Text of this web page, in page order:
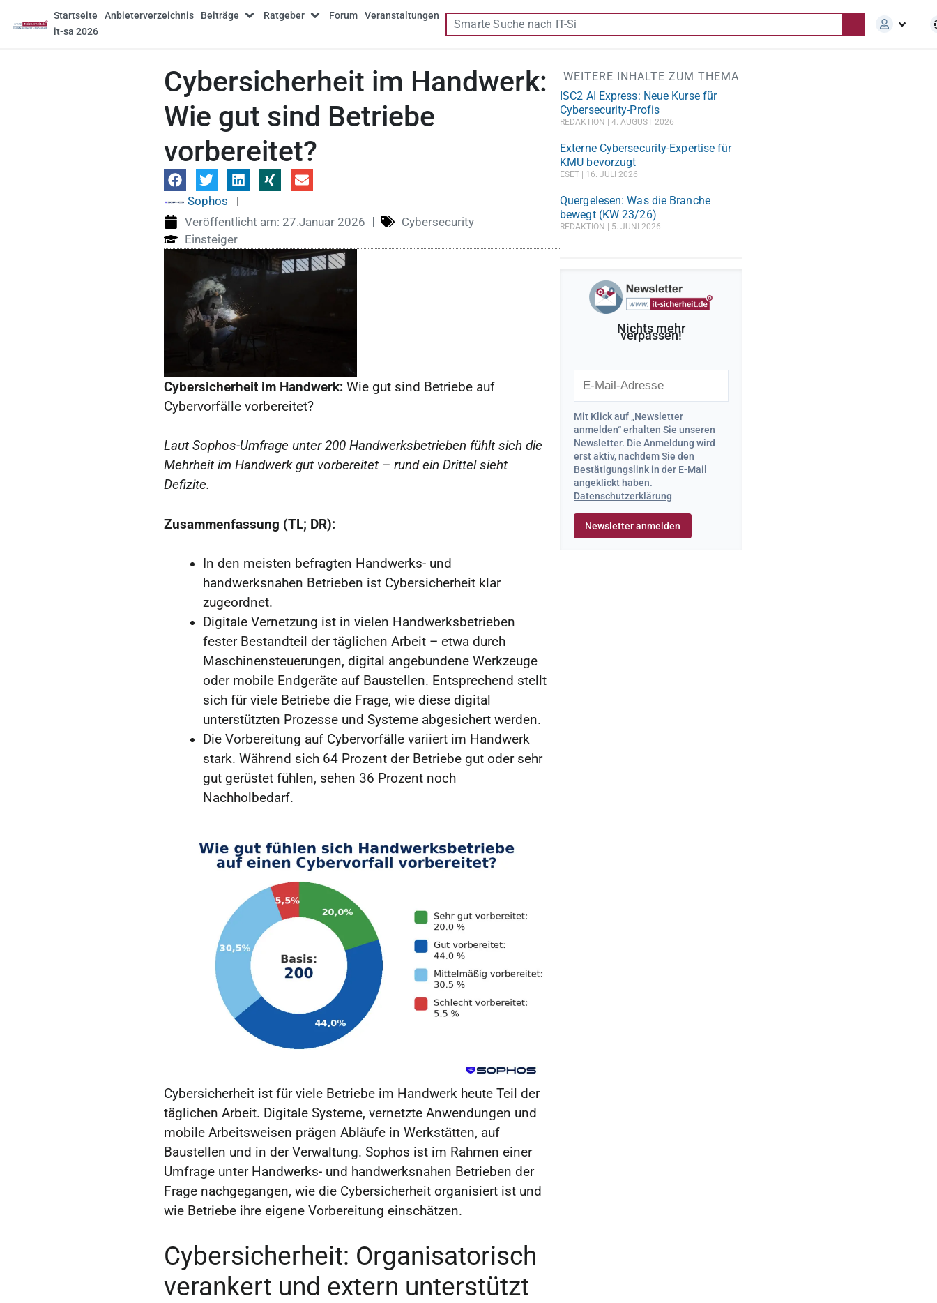
Startseite Anbieterverzeichnis Beiträge Ratgeber Forum
Veranstaltungen
it-sa 2026
Cybersicherheit im Handwerk:
Wie gut sind Betriebe
vorbereitet?
Sophos
|
Veröffentlicht am: 27.Januar 2026
Cybersecurity
Einsteiger
Cybersicherheit im Handwerk: Wie gut sind Betriebe auf
Cybervorfälle vorbereitet?
Laut Sophos-Umfrage unter 200 Handwerksbetrieben fühlt sich die
Mehrheit im Handwerk gut vorbereitet – rund ein Drittel sieht
Defizite.
Zusammenfassung (TL; DR):
In den meisten befragten Handwerks- und
handwerksnahen Betrieben ist Cybersicherheit klar
zugeordnet.
Digitale Vernetzung ist in vielen Handwerksbetrieben
fester Bestandteil der täglichen Arbeit – etwa durch
Maschinensteuerungen, digital angebundene Werkzeuge
oder mobile Endgeräte auf Baustellen. Entsprechend stellt
sich für viele Betriebe die Frage, wie diese digital
unterstützten Prozesse und Systeme abgesichert werden.
Die Vorbereitung auf Cybervorfälle variiert im Handwerk
stark. Während sich 64 Prozent der Betriebe gut oder sehr
gut gerüstet fühlen, sehen 36 Prozent noch
Nachholbedarf.
Cybersicherheit ist für viele Betriebe im Handwerk heute Teil der
täglichen Arbeit. Digitale Systeme, vernetzte Anwendungen und
mobile Arbeitsweisen prägen Abläufe in Werkstätten, auf
Baustellen und in der Verwaltung. Sophos ist im Rahmen einer
Umfrage unter Handwerks- und handwerksnahen Betrieben der
Frage nachgegangen, wie die Cybersicherheit organisiert ist und
wie Betriebe ihre eigene Vorbereitung einschätzen.
Cybersicherheit: Organisatorisch
verankert und extern unterstützt
WEITERE INHALTE ZUM THEMA
ISC2 AI Express: Neue Kurse für
Cybersecurity-Profis
REDAKTION 4. AUGUST 2026
Externe Cybersecurity-Expertise für
KMU bevorzugt
ESET 16. JULI 2026
Quergelesen: Was die Branche
bewegt (KW 23/26)
REDAKTION 5. JUNI 2026
Nichts mehr
verpassen!
Mit Klick auf „Newsletter
anmelden“ erhalten Sie unseren
Newsletter. Die Anmeldung wird
erst aktiv, nachdem Sie den
Bestätigungslink in der E-Mail
angeklickt haben.
Datenschutzerklärung